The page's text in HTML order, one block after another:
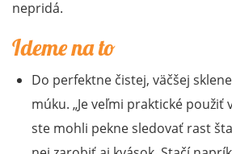
nepridá.
Ideme na to
Do perfektne čistej, väčšej
múku. Je veľmi praktické použiť
ste mohli pekne sledovať rast